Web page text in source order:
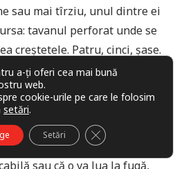
sau mai tîrziu, unul dintre ei
tavanul perforat unde se
creștetele. Patru, cinci, șase.
și ejectă simultan șase
adînc în țeste. Corpurile căzură
marionete ale căror ațe au fost
o foarfecă gigant. Șansele
încremenească îngrozit de
sau că o va lua la fugă,
a-ți oferi cea mai bună
web.
cookie-urile pe care le folosim
setări.
Setări CLOSE GDPR